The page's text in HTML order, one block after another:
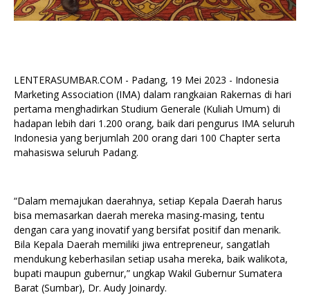
LENTERASUMBAR.COM - Padang, 19 Mei 2023 - Indonesia
Marketing Association (IMA) dalam rangkaian Rakernas di hari
pertama menghadirkan Studium Generale (Kuliah Umum) di
hadapan lebih dari 1.200 orang, baik dari pengurus IMA seluruh
Indonesia yang berjumlah 200 orang dari 100 Chapter serta
mahasiswa seluruh Padang.
“Dalam memajukan daerahnya, setiap Kepala Daerah harus
bisa memasarkan daerah mereka masing-masing, tentu
dengan cara yang inovatif yang bersifat positif dan menarik.
Bila Kepala Daerah memiliki jiwa entrepreneur, sangatlah
mendukung keberhasilan setiap usaha mereka, baik walikota,
bupati maupun gubernur,” ungkap Wakil Gubernur Sumatera
Barat (Sumbar), Dr. Audy Joinardy.